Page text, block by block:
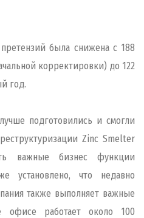
была снижена с 188
корректировки) до 122
год.
подготовились и смогли
Zinc Smelter
важные бизнес функции
установлено, что недавно
также выполняет важные
работает около 100